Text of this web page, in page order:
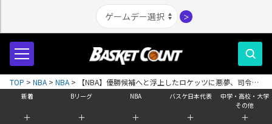
＞
新着
＋
Bリーグ
＋
NBA
＋
バスケ日本代表
＋
中学・高校・大学
その他
＋
TOP > NBA > NBA >
【NBA】優勝候補へと浮上したロケッツに悪夢、司令塔
のフレッド・バンブリートが前十字靭帯断裂の大ケガを負う